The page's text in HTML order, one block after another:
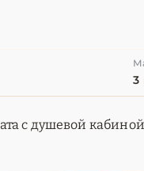
3
с душевой